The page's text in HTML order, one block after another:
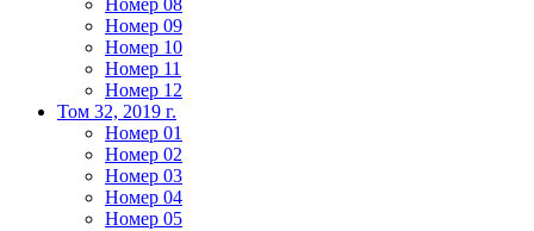
Номер 08
Номер 09
Номер 10
Номер 11
Номер 12
Том 32, 2019 г.
Номер 01
Номер 02
Номер 03
Номер 04
Номер 05